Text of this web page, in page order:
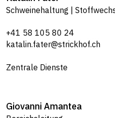
Schweinehaltung |
+41 58 105 80 24
katalin.fater@strickhof.ch
Zentrale Dienste
Giovanni Amantea